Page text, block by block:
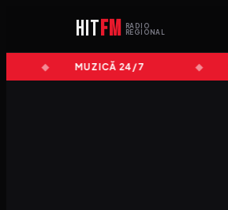
HITFM
RADIO
REGIONAL
MUZICĂ 24/7 ȘTIRI